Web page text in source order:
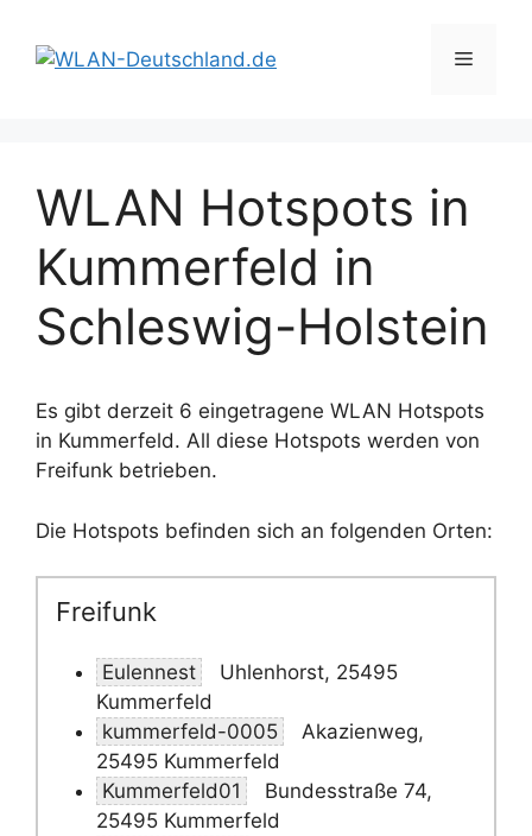
Inhalt
springen
Menü
WLAN Hotspots in
Kummerfeld in
Schleswig-Holstein
Es gibt derzeit 6 eingetragene WLAN Hotspots
in Kummerfeld. All diese Hotspots werden von
Freifunk betrieben.
Die Hotspots befinden sich an folgenden Orten:
Freifunk
Eulennest
Uhlenhorst, 25495
Kummerfeld
kummerfeld-0005
Akazienweg,
25495 Kummerfeld
Kummerfeld01
Bundesstraße 74,
25495 Kummerfeld